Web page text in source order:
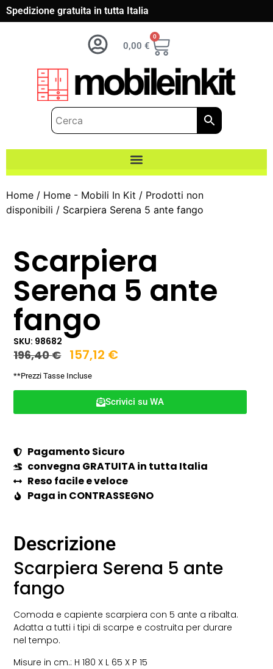
Spedizione gratuita in tutta Italia
0,00 €
0
Home / Home - Mobili In Kit / Prodotti non
disponibili / Scarpiera Serena 5 ante fango
Scarpiera
Serena 5 ante
fango
SKU: 98682
196,40€ 157,12 €
**Prezzi Tasse Incluse
Scrivici su WA
Pagamento Sicuro
convegna GRATUITA in tutta Italia
Reso facile e veloce
Paga in CONTRASSEGNO
Descrizione
Scarpiera Serena 5 ante
fango
Comoda e capiente scarpiera con 5 ante a ribalta.
Adatta a tutti i tipi di scarpe e costruita per durare
nel tempo.
Misure in cm.: H 180 X L 65 X P 15